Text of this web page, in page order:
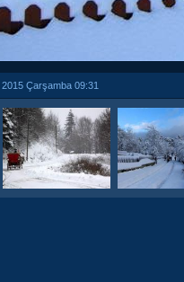
2015 Çarşamba 09:31